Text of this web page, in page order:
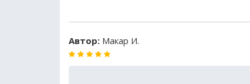
Автор: Макар И.